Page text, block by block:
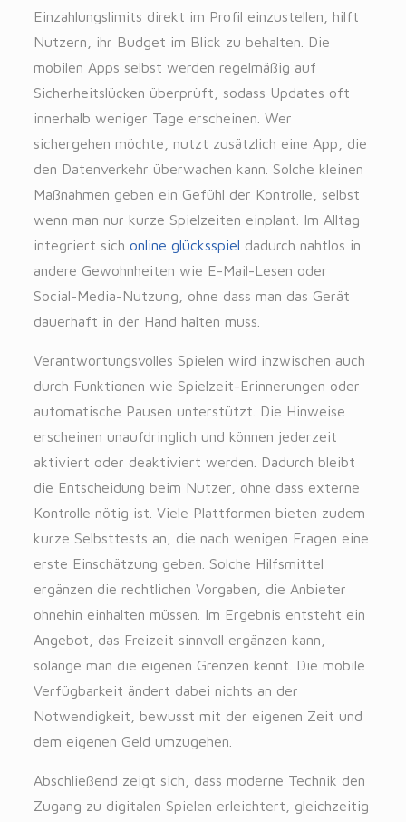
Einzahlungslimits direkt im Profil einzustellen, hilft
Nutzern, ihr Budget im Blick zu behalten. Die
mobilen Apps selbst werden regelmäßig auf
Sicherheitslücken überprüft, sodass Updates oft
innerhalb weniger Tage erscheinen. Wer
sichergehen möchte, nutzt zusätzlich eine App, die
den Datenverkehr überwachen kann. Solche kleinen
Maßnahmen geben ein Gefühl der Kontrolle, selbst
wenn man nur kurze Spielzeiten einplant. Im Alltag
integriert sich online glücksspiel dadurch nahtlos in
andere Gewohnheiten wie E-Mail-Lesen oder
Social-Media-Nutzung, ohne dass man das Gerät
dauerhaft in der Hand halten muss.
Verantwortungsvolles Spielen wird inzwischen auch
durch Funktionen wie Spielzeit-Erinnerungen oder
automatische Pausen unterstützt. Die Hinweise
erscheinen unaufdringlich und können jederzeit
aktiviert oder deaktiviert werden. Dadurch bleibt
die Entscheidung beim Nutzer, ohne dass externe
Kontrolle nötig ist. Viele Plattformen bieten zudem
kurze Selbsttests an, die nach wenigen Fragen eine
erste Einschätzung geben. Solche Hilfsmittel
ergänzen die rechtlichen Vorgaben, die Anbieter
ohnehin einhalten müssen. Im Ergebnis entsteht ein
Angebot, das Freizeit sinnvoll ergänzen kann,
solange man die eigenen Grenzen kennt. Die mobile
Verfügbarkeit ändert dabei nichts an der
Notwendigkeit, bewusst mit der eigenen Zeit und
dem eigenen Geld umzugehen.
Abschließend zeigt sich, dass moderne Technik den
Zugang zu digitalen Spielen erleichtert, gleichzeitig